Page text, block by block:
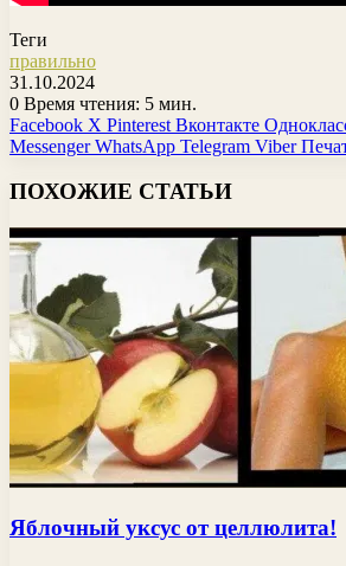
Теги
правильно
31.10.2024
0 Время чтения: 5 мин.
Facebook X Pinterest Вконтакте
Messenger WhatsApp Telegram Viber
ПОХОЖИЕ СТАТЬИ
Яблочный уксус от целлюлита!